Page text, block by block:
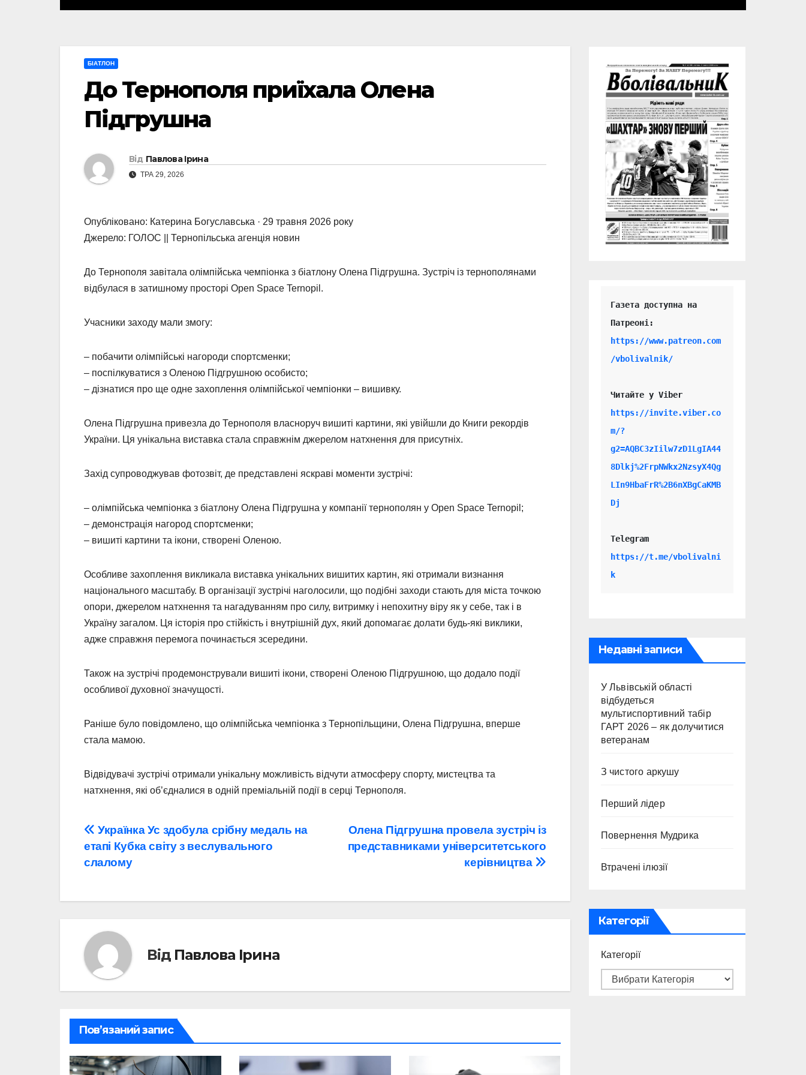
БІАТЛОН
До Тернополя приїхала Олена
Підгрушна
Від Павлова Ірина
ТРА 29, 2026
Опубліковано: Катерина Богуславська · 29 травня 2026 року
Джерело: ГОЛОС || Тернопільська агенція новин
До Тернополя завітала олімпійська чемпіонка з біатлону Олена Підгрушна. Зустріч із тернополянами
відбулася в затишному просторі Open Space Ternopil.
Учасники заходу мали змогу:
– побачити олімпійські нагороди спортсменки;
– поспілкуватися з Оленою Підгрушною особисто;
– дізнатися про ще одне захоплення олімпійської чемпіонки – вишивку.
Олена Підгрушна привезла до Тернополя власноруч вишиті картини, які увійшли до Книги рекордів
України. Ця унікальна виставка стала справжнім джерелом натхнення для присутніх.
Захід супроводжував фотозвіт, де представлені яскраві моменти зустрічі:
– олімпійська чемпіонка з біатлону Олена Підгрушна у компанії тернополян у Open Space Ternopil;
– демонстрація нагород спортсменки;
– вишиті картини та ікони, створені Оленою.
Особливе захоплення викликала виставка унікальних вишитих картин, які отримали визнання
національного масштабу. В організації зустрічі наголосили, що подібні заходи стають для міста точкою
опори, джерелом натхнення та нагадуванням про силу, витримку і непохитну віру як у себе, так і в
Україну загалом. Ця історія про стійкість і внутрішній дух, який допомагає долати будь-які виклики,
адже справжня перемога починається зсередини.
Також на зустрічі продемонстрували вишиті ікони, створені Оленою Підгрушною, що додало події
особливої духовної значущості.
Раніше було повідомлено, що олімпійська чемпіонка з Тернопільщини, Олена Підгрушна, вперше
стала мамою.
Відвідувачі зустрічі отримали унікальну можливість відчути атмосферу спорту, мистецтва та
натхнення, які об’єдналися в одній преміальній події в серці Тернополя.
Навігація
записів
Олена Підгрушна провела зустріч із
представниками університетського
керівництва
Українка Ус здобула срібну медаль на
етапі Кубка світу з веслувального
слалому
Від Павлова Ірина
Пов’язаний запис
Газета доступна на
https://www.patreon.com
/vbolivalnik/
Читайте у Viber
https://invite.viber.co
m/?
g2=AQBC3zIilw7zD1LgIA44
8Dlkj%2FrpNWkx2NzsyX4Qg
LIn9HbaFrR%2B6nXBgCaKMB
Dj
Telegram
https://t.me/vbolivalni
k
Недавні записи
У Львівській області
відбудеться
мультиспортивний табір
ГАРТ 2026 – як долучитися
ветеранам
З чистого аркушу
Перший лідер
Повернення Мудрика
Втрачені ілюзії
Категорії
Категорії